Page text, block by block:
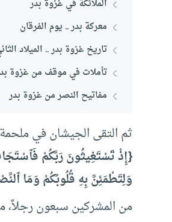
الملائكة في غزوة بدر
معركة بدر .. يوم الفرقان
تاريخ غزوة بدر .. الميلاد
تأملات في موقف من غزوة
مفاتيح النصر من غزوة بدر
ثم التقى الجيشان في ملحمة
{إِذْ تَسْتَغِيثُونَ رَبَّكُمْ
وَلِتَطْمَئِنَّ بِهِ قُلُوبُكُمْ وَمَا
من المشركين سبعون رجلاً،